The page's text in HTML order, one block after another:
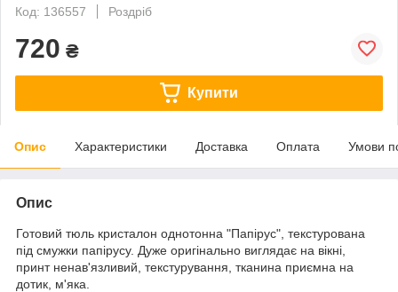
Код: 136557
Роздріб
720 ₴
Купити
Опис Характеристики Доставка Оплата Умови
Опис
Готовий тюль кристалон однотонна "Папірус", текстурована
під смужки папірусу. Дуже оригінально виглядає на вікні,
принт ненав'язливий, текстурування, тканина приємна на
дотик, м'яка.